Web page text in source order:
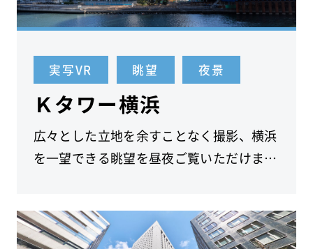
実写VR 眺望 夜景
Ｋタワー横浜
広々とした立地を余すことなく撮影、横浜
を一望できる眺望を昼夜ご覧いただけま